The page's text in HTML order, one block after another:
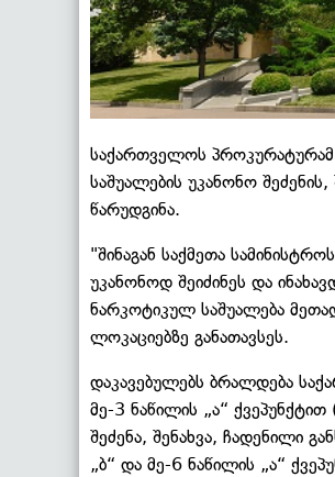
საქართველოს
საშუალების უკანონო
წარუდგინა.
"შინაგან საქმეთა
უკანონოდ შეიძინეს და
ნარკოტიკულ საშუალება
ლოკაციებზე განათავსეს.
დაკავებულებს ბრალდება
მე-3 ნაწილის „ა“
შეძენა, შენახვა, ჩადენილი
„ბ“ და მე-6 ნაწილის „ა“